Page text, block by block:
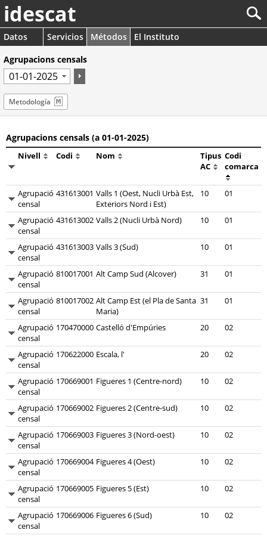
idescat
Datos Servicios Métodos
El Instituto
Agrupacions censals
Metodología
Agrupacions censals (a 01-01-2025)
Nivell Codi Nom
Tipus
AC
Codi
comarca
Agrupació
censal
431613001 Valls 1 (Oest, Nucli Urbà Est,
Exteriors Nord i Est)
10 01
Agrupació
censal
431613002 Valls 2 (Nucli Urbà Nord) 10 01
Agrupació
censal
431613003 Valls 3 (Sud) 10 01
Agrupació
censal
810017001 Alt Camp Sud (Alcover) 31 01
Agrupació
censal
810017002 Alt Camp Est (el Pla de Santa
Maria)
31 01
Agrupació
censal
170470000 Castelló d'Empúries 20 02
Agrupació
censal
170622000 Escala, l' 20 02
Agrupació
censal
170669001 Figueres 1 (Centre-nord) 10 02
Agrupació
censal
170669002 Figueres 2 (Centre-sud) 10 02
Agrupació
censal
170669003 Figueres 3 (Nord-oest) 10 02
Agrupació
censal
170669004 Figueres 4 (Oest) 10 02
Agrupació
censal
170669005 Figueres 5 (Est) 10 02
Agrupació
censal
170669006 Figueres 6 (Sud) 10 02